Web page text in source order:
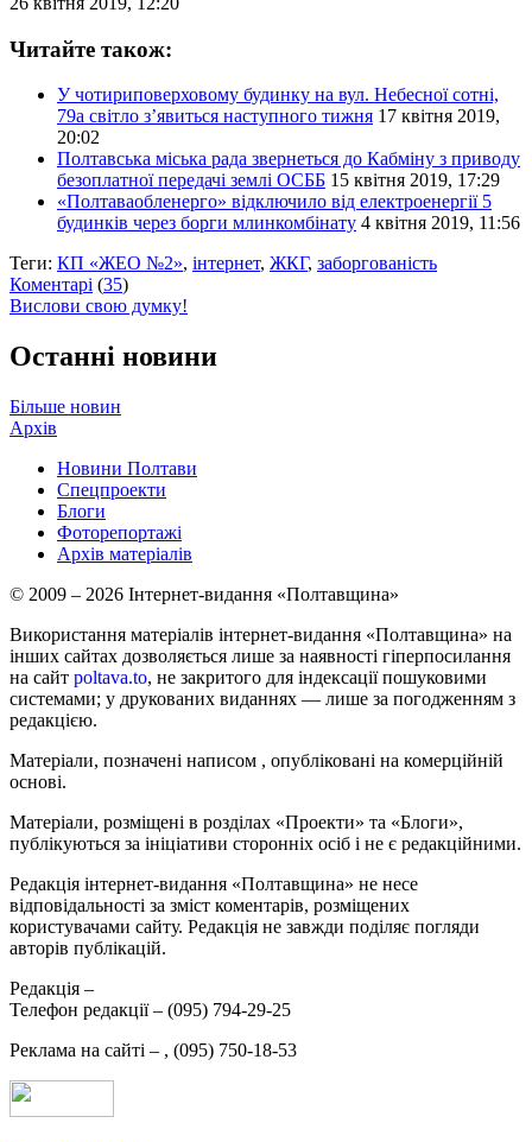
Читайте також:
У чотириповерховому будинку на вул. Небесної сотні,
79а світло з’явиться наступного тижня 17 квітня 2019,
20:02
Полтавська міська рада звернеться до Кабміну з приводу
безоплатної передачі землі ОСББ 15 квітня 2019, 17:29
«Полтаваобленерго» відключило від електроенергії 5
будинків через борги млинкомбінату 4 квітня 2019, 11:56
Теги: КП «ЖЕО №2», інтернет, ЖКГ, заборгованість
Коментарі (35)
Вислови свою думку!
Останні новини
Більше новин
Архів
Новини Полтави
Спецпроекти
Блоги
Фоторепортажі
Архів матеріалів
© 2009 – 2026 Інтернет-видання «Полтавщина»
Використання матеріалів інтернет-видання «Полтавщина» на
інших сайтах дозволяється лише за наявності гіперпосилання
на сайт poltava.to, не закритого для індексації пошуковими
системами; у друкованих виданнях — лише за погодженням з
редакцією.
Матеріали, позначені написом , опубліковані на комерційній
основі.
Матеріали, розміщені в розділах «Проекти» та «Блоги»,
публікуються за ініціативи сторонніх осіб і не є редакційними.
Редакція інтернет-видання «Полтавщина» не несе
відповідальності за зміст коментарів, розміщених
користувачами сайту. Редакція не завжди поділяє погляди
авторів публікацій.
Редакція –
Телефон редакції – (095) 794-29-25
Реклама на сайті – , (095) 750-18-53